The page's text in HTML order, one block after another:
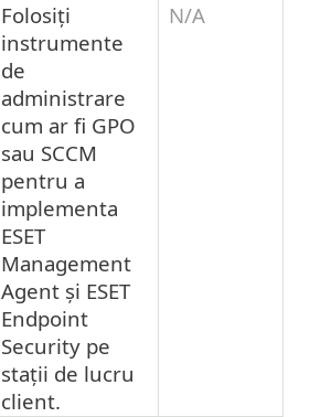
Folosiți
instrumente
de
administrare
cum ar fi GPO
sau SCCM
pentru a
implementa
ESET
Management
Agent și ESET
Endpoint
Security pe
stații de lucru
client.
N/A